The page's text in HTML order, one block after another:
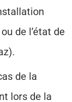
de l’état de
de la
lors de la